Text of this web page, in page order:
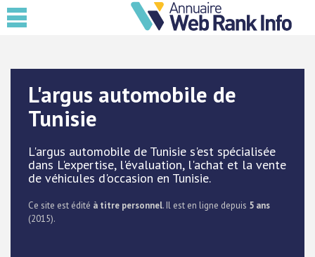
L'argus automobile de
Tunisie
L'argus automobile de Tunisie s'est spécialisée
dans L'expertise, l'évaluation, l'achat et la vente
de véhicules d'occasion en Tunisie.
Ce site est édité à titre personnel. Il est en ligne depuis 5 ans
(2015).